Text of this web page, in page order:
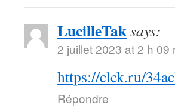
LucilleTaksays:
2 juillet 2023 at 2 h 09
https://clck.ru/
Répondre